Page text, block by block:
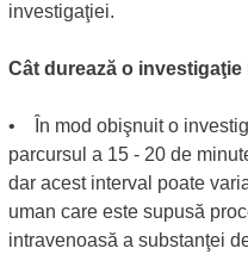
investigaţiei.
Cât durează o investigaţie
• În mod obişnuit o
parcursul a 15 - 20 de
dar acest interval poate
uman care este supusă
intravenoasă a substanţei